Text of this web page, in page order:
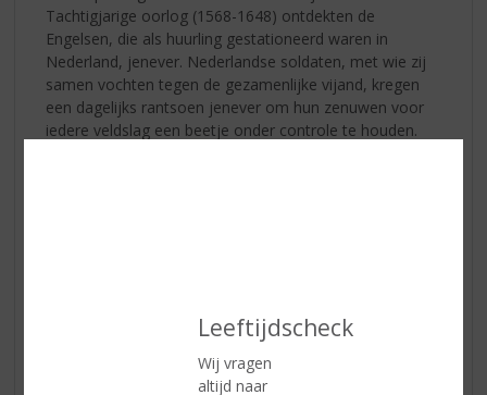
Leeftijdscheck
Wij vragen
altijd naar
Tachtigjarige oorlog (1568-1648) ontdekten de
Engelsen, die als huurling gestationeerd waren in
Nederland, jenever. Nederlandse soldaten, met wie zij
samen vochten tegen de gezamenlijke vijand, kregen
een dagelijks rantsoen jenever om hun zenuwen voor
iedere veldslag een beetje onder controle te houden.